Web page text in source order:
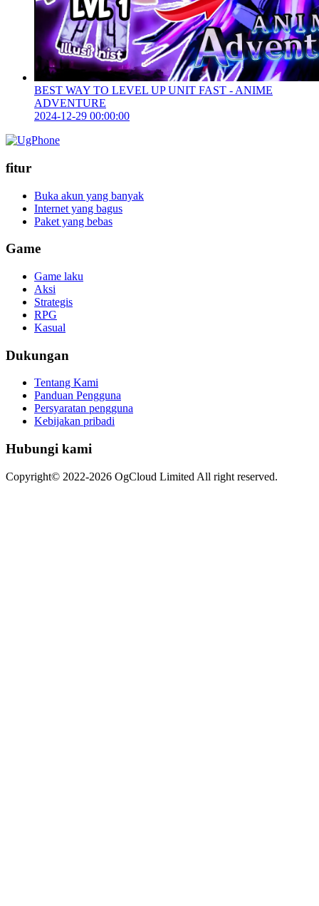
BEST WAY TO LEVEL UP UNIT FAST - ANIME
ADVENTURE
2024-12-29 00:00:00
fitur
Buka akun yang banyak
Internet yang bagus
Paket yang bebas
Game
Game laku
Aksi
Strategis
RPG
Kasual
Dukungan
Tentang Kami
Panduan Pengguna
Persyaratan pengguna
Kebijakan pribadi
Hubungi kami
Copyright© 2022-2026 OgCloud Limited All right reserved.